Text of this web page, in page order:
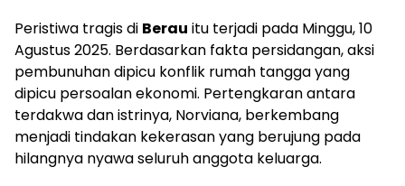
Peristiwa tragis di Berau itu terjadi pada Minggu, 10
Agustus 2025. Berdasarkan fakta persidangan, aksi
pembunuhan dipicu konflik rumah tangga yang
dipicu persoalan ekonomi. Pertengkaran antara
terdakwa dan istrinya, Norviana, berkembang
menjadi tindakan kekerasan yang berujung pada
hilangnya nyawa seluruh anggota keluarga.